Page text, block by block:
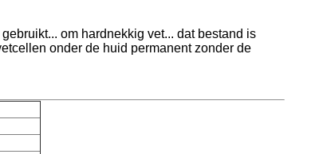
om hardnekkig vet... dat bestand is
onder de huid permanent zonder de